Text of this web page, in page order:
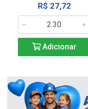
R$ 27,72
Adicionar